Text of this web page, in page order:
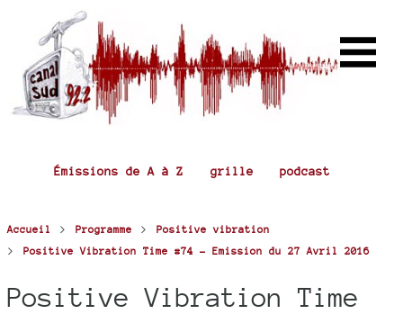
Émissions de A à Z grille podcast
Accueil > Programme > Positive vibration
> Positive Vibration Time #74 - Emission du 27 Avril 2016
Positive Vibration Time